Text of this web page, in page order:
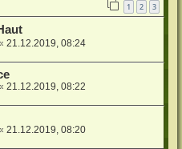
1 2 3
21.12.2019, 08:24
21.12.2019, 08:22
21.12.2019, 08:20